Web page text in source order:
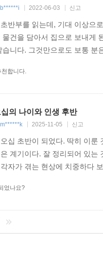
b******i 2022-06-03 신고
반부를 읽는데, 기대 이상으
물건을 담아서 집으로 보내게
습니다. 그것만으로도 보통
천합니다.
십의 나이와 인생 후반
m******k 2025-11-05 신고
십 초반이 되었다. 딱히 이
계기이다. 잘 정리되어 있
자가 겪는 현상에 치중하다
었나요?